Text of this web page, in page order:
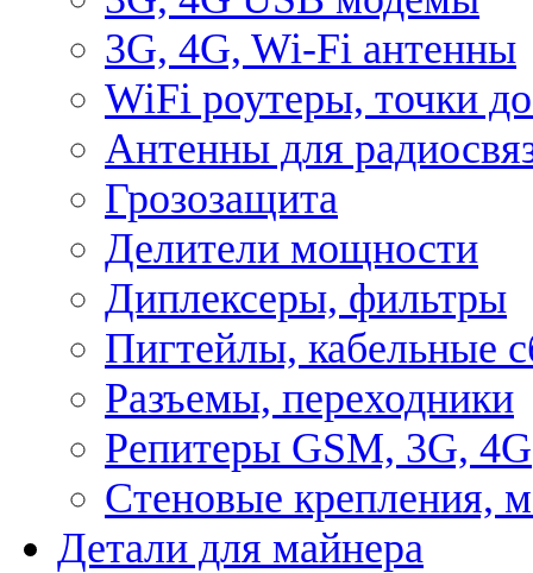
3G, 4G, Wi-Fi антенны
WiFi роутеры, точки
Антенны для
Грозозащита
Делители мощности
Диплексеры, фильтры
Пигтейлы, кабельные
Разъемы, переходники
Репитеры GSM, 3G, 4G
Стеновые крепления,
Детали для майнера